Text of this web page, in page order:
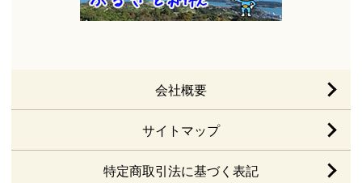
会社概要
サイトマップ
特定商取引法に基づく表記